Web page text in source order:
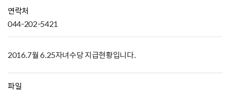
연락처
044-202-5421
2016.7월 6.25자녀수당 지급현황입니다.
파일